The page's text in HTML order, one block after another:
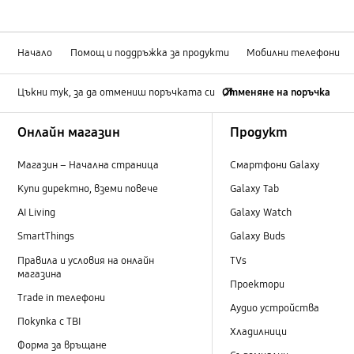
Начало Помощ и поддръжка за продукти Мобилни телефони
Цъкни тук, за да отмениш поръчката си Отменяне на поръчка
Онлайн магазин
Магазин – Начална страница
Купи директно, вземи повече
AI Living
SmartThings
Правила и условия на онлайн
магазина
Trade in телефони
Покупка с TBI
Форма за връщане
Продукт
Смартфони Galaxy
Galaxy Tab
Galaxy Watch
Galaxy Buds
TVs
Проектори
Аудио устройства
Хладилници